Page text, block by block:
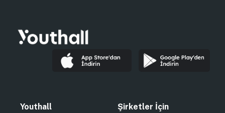
Youthall Şirketler İçin